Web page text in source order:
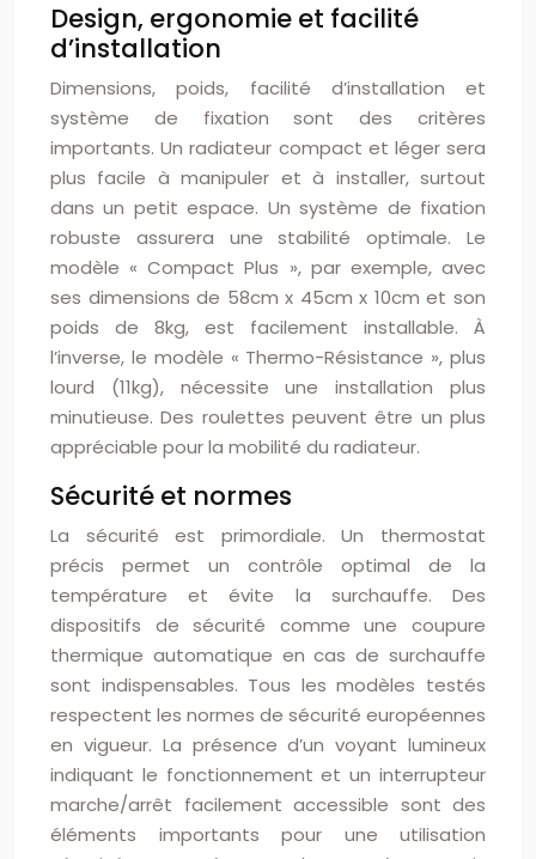
Design, ergonomie et facilité
d’installation
Dimensions, poids, facilité d’installation et
système de fixation sont des critères
importants. Un radiateur compact et léger sera
plus facile à manipuler et à installer, surtout
dans un petit espace. Un système de fixation
robuste assurera une stabilité optimale. Le
modèle « Compact Plus », par exemple, avec
ses dimensions de 58cm x 45cm x 10cm et son
poids de 8kg, est facilement installable. À
l’inverse, le modèle « Thermo-Résistance », plus
lourd (11kg), nécessite une installation plus
minutieuse. Des roulettes peuvent être un plus
appréciable pour la mobilité du radiateur.
Sécurité et normes
La sécurité est primordiale. Un thermostat
précis permet un contrôle optimal de la
température et évite la surchauffe. Des
dispositifs de sécurité comme une coupure
thermique automatique en cas de surchauffe
sont indispensables. Tous les modèles testés
respectent les normes de sécurité européennes
en vigueur. La présence d’un voyant lumineux
indiquant le fonctionnement et un interrupteur
marche/arrêt facilement accessible sont des
éléments importants pour une utilisation